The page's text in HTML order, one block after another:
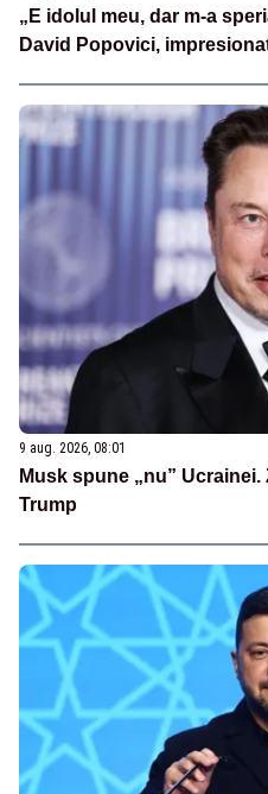
„E idolul meu, dar m-a
David Popovici,
9 aug. 2026, 08:01
Musk spune „nu”
Trump